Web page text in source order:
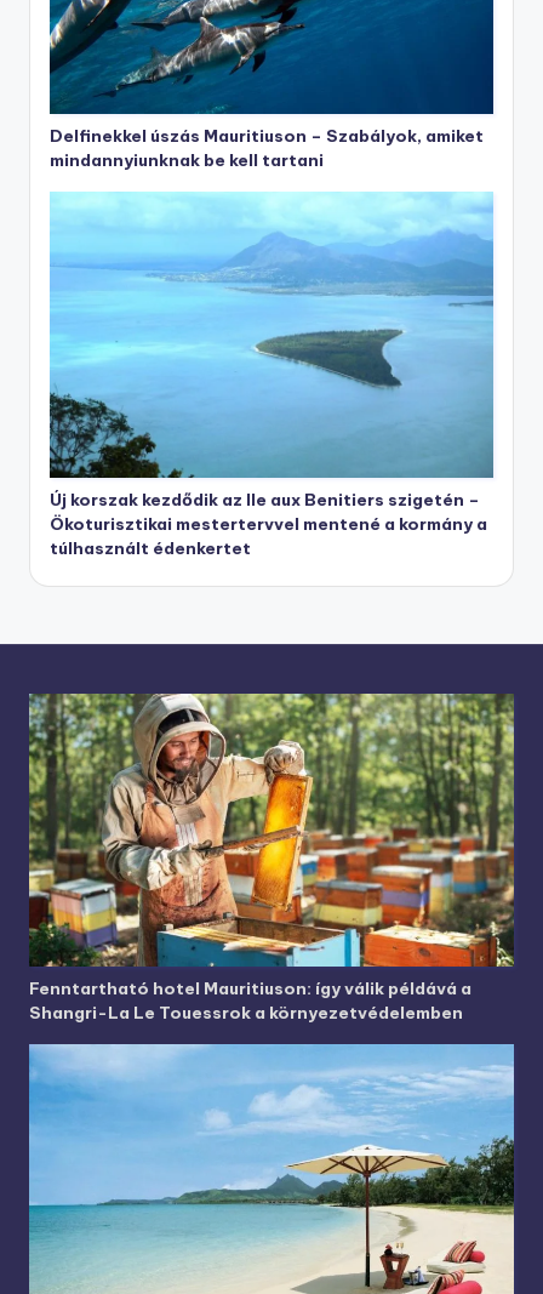
Delfinekkel úszás Mauritiuson – Szabályok, amiket
mindannyiunknak be kell tartani
Új korszak kezdődik az Ile aux Benitiers szigetén –
Ökoturisztikai mestertervvel mentené a kormány a
túlhasznált édenkertet
Fenntartható hotel Mauritiuson: így válik példává a
Shangri-La Le Touessrok a környezetvédelemben